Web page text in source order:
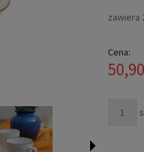
zawiera
Cena: